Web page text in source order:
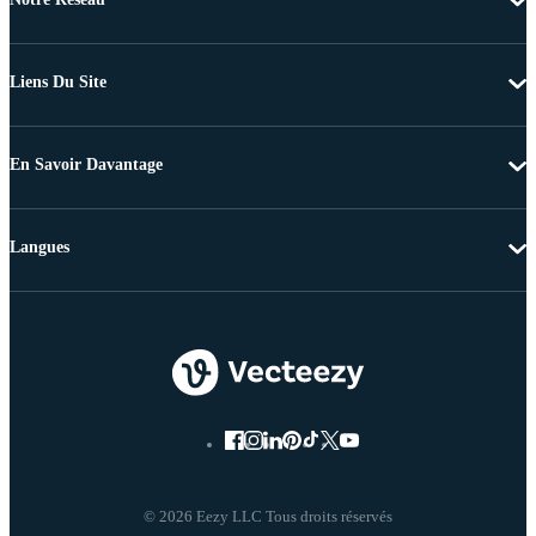
Liens Du Site
En Savoir Davantage
© 2026 Eezy LLC Tous droits réservés
Langues